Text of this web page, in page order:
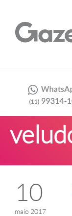
10
maio 2017